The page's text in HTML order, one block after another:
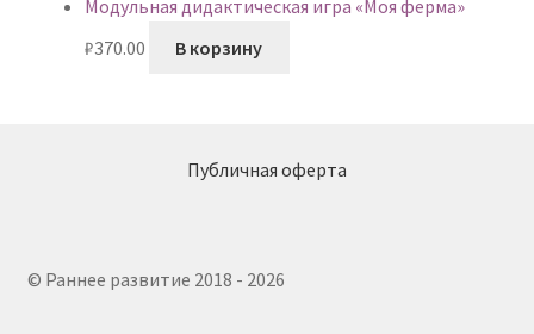
Модульная дидактическая игра «Моя ферма»
₽370.00 В корзину
Публичная оферта
© Раннее развитие 2018 - 2026